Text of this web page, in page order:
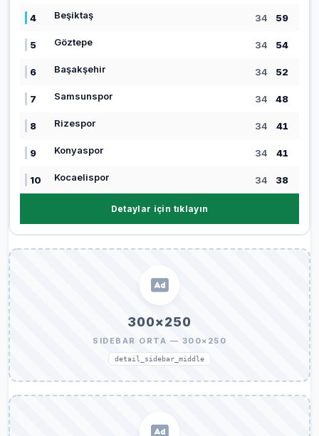
4 Beşiktaş 34 59
5 Göztepe 34 54
6 Başakşehir 34 52
7 Samsunspor 34 48
8 Rizespor 34 41
9 Konyaspor 34 41
10 Kocaelispor 34 38
Detaylar için tıklayın
300×250
SIDEBAR ORTA — 300×250
detail_sidebar_middle